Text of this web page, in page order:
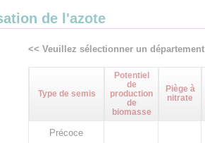
de l'azote
<< Veuillez sélectionner un département
Type de semis
Potentiel
de
production
de
biomasse
Piège à
nitrate
Précoce